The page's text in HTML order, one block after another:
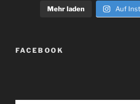
Mehr laden Auf
FACEBOOK